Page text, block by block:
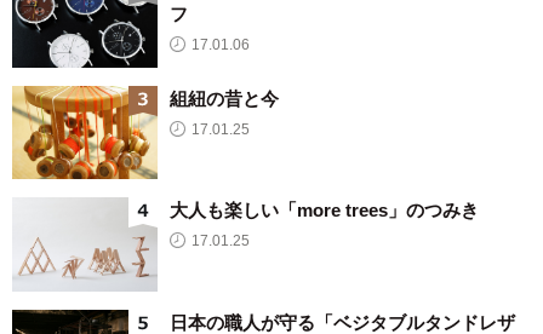
フ
17.01.06
組紐の昔と今
17.01.25
大人も楽しい「more trees」のつみき
17.01.25
日本の職人が守る「ベジタブルタンドレザ